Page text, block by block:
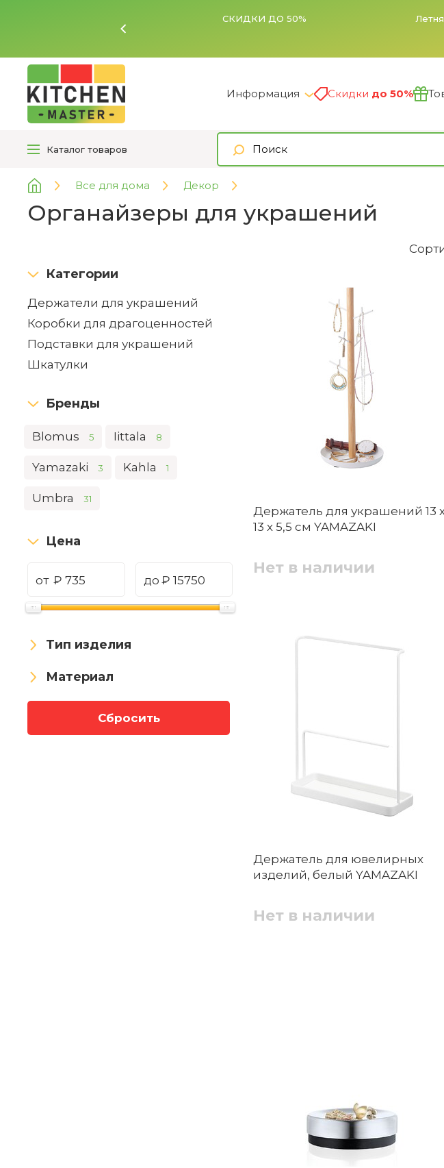
Заказы, поступившие
Информация Скидки до 50%
Каталог товаров
Все для дома Декор
Органайзеры для украшений
Категории
Держатели для украшений
Коробки для драгоценностей
Подставки для украшений
Шкатулки
Бренды
Blomus 5 Iittala 8
Yamazaki 3 Kahla 1
Umbra 31
Цена
от ₽ до ₽
Тип изделия
Материал
Сбросить
Держатель для украшений 13
13 х 5,5 см YAMAZAKI
Нет в наличии
Держатель для ювелирных
изделий, белый YAMAZAKI
Нет в наличии